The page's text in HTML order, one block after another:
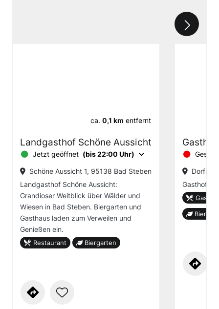
ca. 0,1 km entfernt
Landgasthof Schöne Aussicht
Jetzt geöffnet (bis 22:00 Uhr)
Schöne Aussicht 1, 95138 Bad Steben
Landgasthof Schöne Aussicht:
Grandioser Weitblick über Wälder und
Wiesen in Bad Steben. Biergarten und
Gasthaus laden zum Verweilen und
Genießen ein.
Restaurant Biergarten
Gasthof
Gastro